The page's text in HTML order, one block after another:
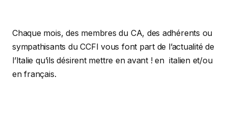
Chaque mois, des membres du CA, des adhérents ou
sympathisants du CCFI vous font part de l’actualité de
l’Italie qu’ils désirent mettre en avant ! en italien et/ou
en français.